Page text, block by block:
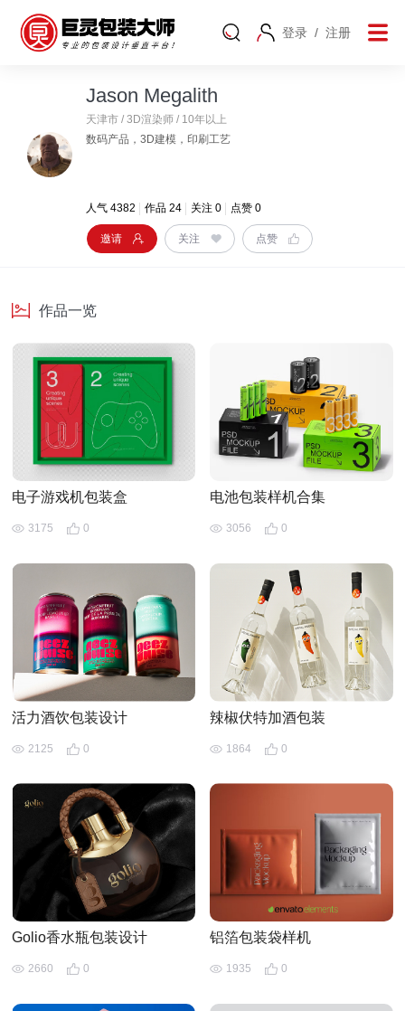
登录 / 注册
Jason Megalith
天津市 / 3D渲染师 / 10年以上
数码产品，3D建模，印刷工艺
人气 4382 作品 24 关注 0 点赞 0
邀请 关注 点赞
作品一览
电子游戏机包装盒
3175 0
电池包装样机合集
3056 0
活力酒饮包装设计
2125 0
辣椒伏特加酒包装
1864 0
Golio香水瓶包装设计
2660 0
铝箔包装袋样机
1935 0